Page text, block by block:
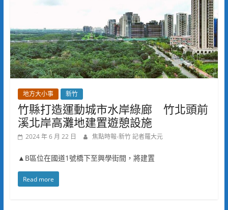
地方大小事 新竹
竹縣打造運動城市水岸綠廊 竹北頭前
溪北岸高灘地建置遊憩設施
2024 年 6 月 22 日 焦點時報-新竹 記者羅大元
▲B區位在國道1號橋下至興學街間，將建置
Read more